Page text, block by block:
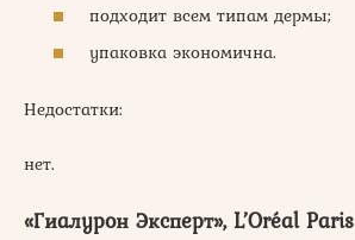
подходит всем типам дермы;
упаковка экономична.
Недостатки:
нет.
«Гиалурон Эксперт», L’Oréal Paris